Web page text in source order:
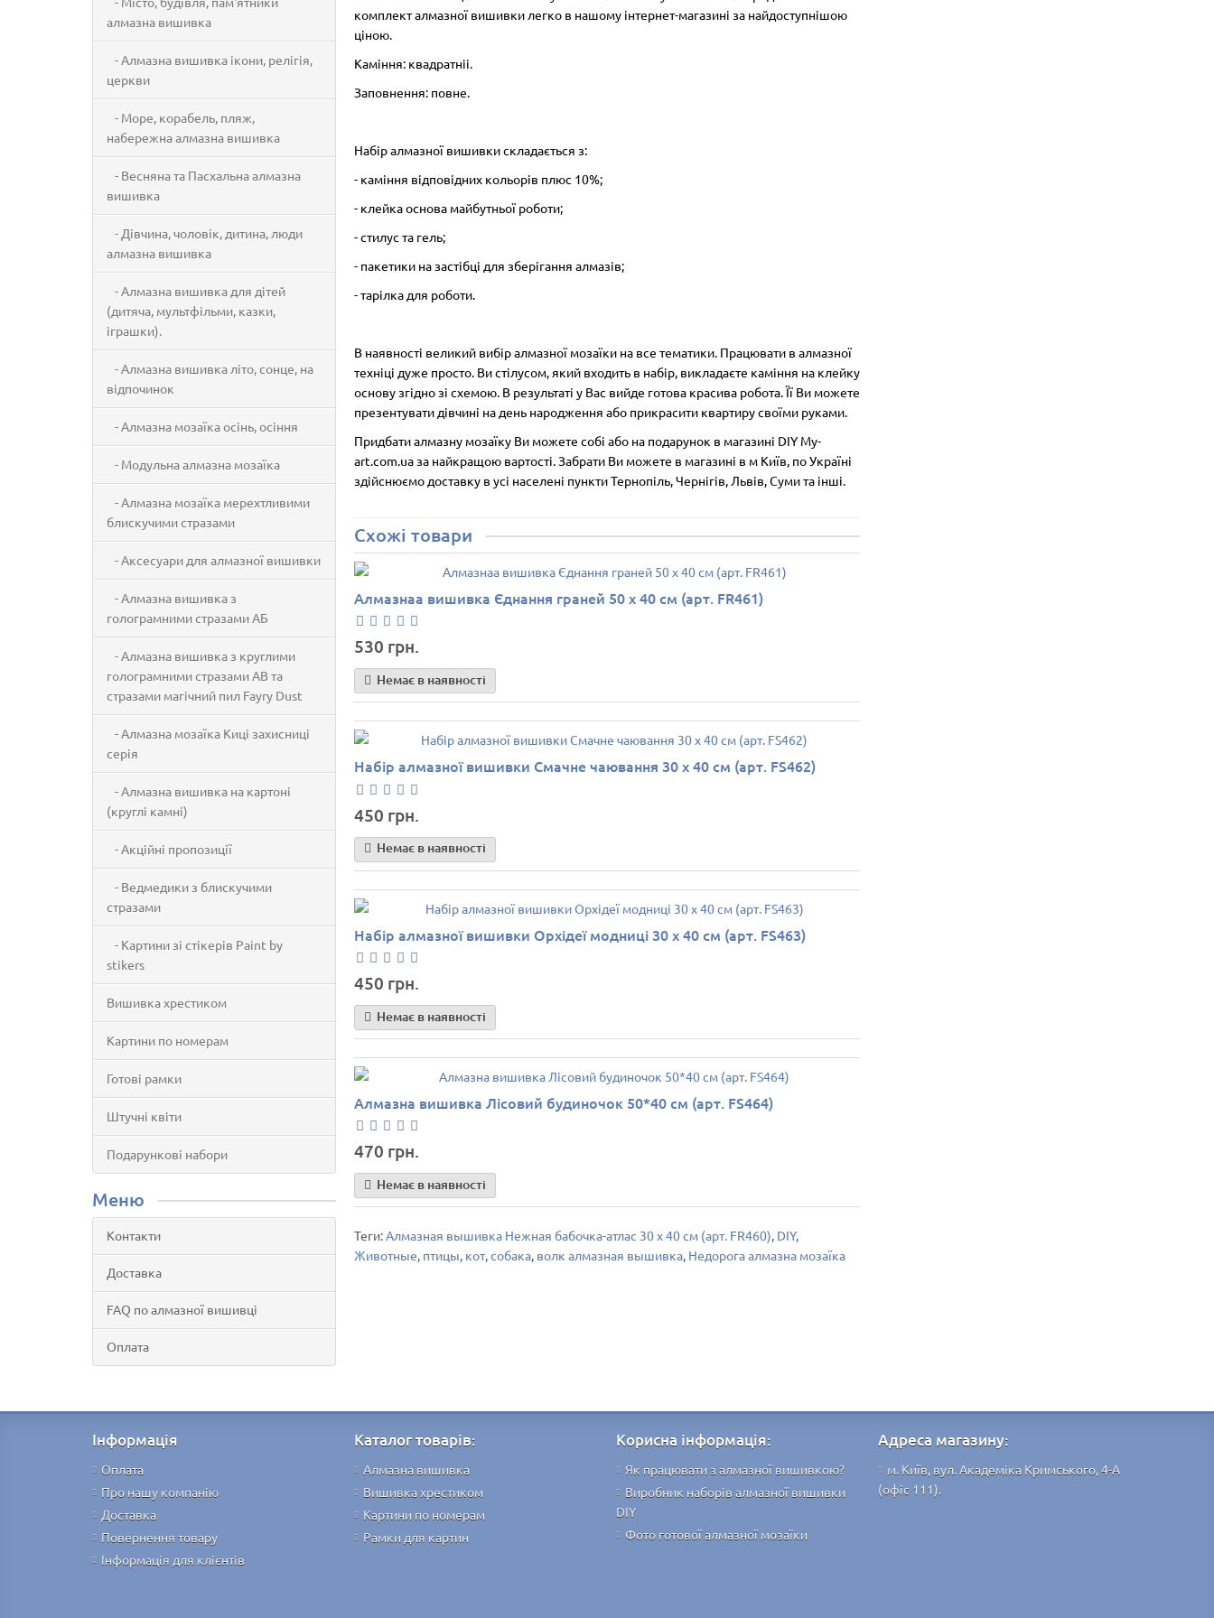
алмазна вишивка
- Алмазна вишивка ікони, релігія,
церкви
- Море, корабель, пляж,
набережна алмазна вишивка
- Весняна та Пасхальна алмазна
вишивка
- Дівчина, чоловік, дитина, люди
алмазна вишивка
- Алмазна вишивка для дітей
(дитяча, мультфільми, казки,
іграшки).
- Алмазна вишивка літо, сонце, на
відпочинок
- Алмазна мозаїка осінь, осіння
- Модульна алмазна мозаїка
- Алмазна мозаїка мерехтливими
блискучими стразами
- Аксесуари для алмазної вишивки
- Алмазна вишивка з
голограмними стразами АБ
- Алмазна вишивка з круглими
голограмними стразами AB та
стразами магічний пил Fayry Dust
- Алмазна мозаїка Киці захисниці
серія
- Алмазна вишивка на картоні
(круглі камні)
- Акційні пропозиції
- Ведмедики з блискучими
стразами
- Картини зі стікерів Paint by
stikers
Вишивка хрестиком
Картини по номерам
Готові рамки
Штучні квіти
Подарункові набори
Меню
Контакти
Доставка
FAQ по алмазної вишивці
Оплата
комплект алмазної вишивки легко в нашому інтернет-магазині за найдоступнішою
ціною.
Каміння: квадратніі.
Заповнення: повне.
Набір алмазної вишивки складається з:
- каміння відповідних кольорів плюс 10%;
- клейка основа майбутньої роботи;
- стилус та гель;
- пакетики на застібці для зберігання алмазів;
- тарілка для роботи.
В наявності великий вибір алмазної мозаїки на все тематики. Працювати в алмазної
техніці дуже просто. Ви стілусом, який входить в набір, викладаєте каміння на клейку
основу згідно зі схемою. В результаті у Вас вийде готова красива робота. Її Ви можете
презентувати дівчині на день народження або прикрасити квартиру своїми руками.
Придбати алмазну мозаїку Ви можете собі або на подарунок в магазині DIY My-
art.com.ua за найкращою вартості. Забрати Ви можете в магазині в м Київ, по Україні
здійснюємо доставку в усі населені пункти Тернопіль, Чернігів, Львів, Суми та інші.
Схожі товари
Алмазнаа вишивка Єднання граней 50 х 40 см (арт. FR461)
530 грн.
Немає в наявності
Набір алмазної вишивки Смачне чаювання 30 х 40 см (арт. FS462)
450 грн.
Немає в наявності
Набір алмазної вишивки Орхідеї модниці 30 х 40 см (арт. FS463)
450 грн.
Немає в наявності
Алмазна вишивка Лісовий будиночок 50*40 см (арт. FS464)
470 грн.
Немає в наявності
Теги:Алмазная вышивка Нежная бабочка-атлас 30 х 40 см (арт. FR460), DIY,
Животные, птицы, кот,собака, волк алмазная вышивка, Недорога алмазна мозаїка
Інформація
Оплата
Про нашу компанію
Доставка
Повернення товару
Інформація для клієнтів
Каталог товарів:
Алмазна вишивка
Вишивка хрестиком
Картини по номерам
Рамки для картин
Корисна інформація:
Як працювати з алмазної вишивкою?
Виробник наборів алмазної вишивки
DIY
Фото готової алмазної мозаїки
Адреса магазину:
м. Київ, вул. Академіка Кримського, 4-А
(офіс 111).